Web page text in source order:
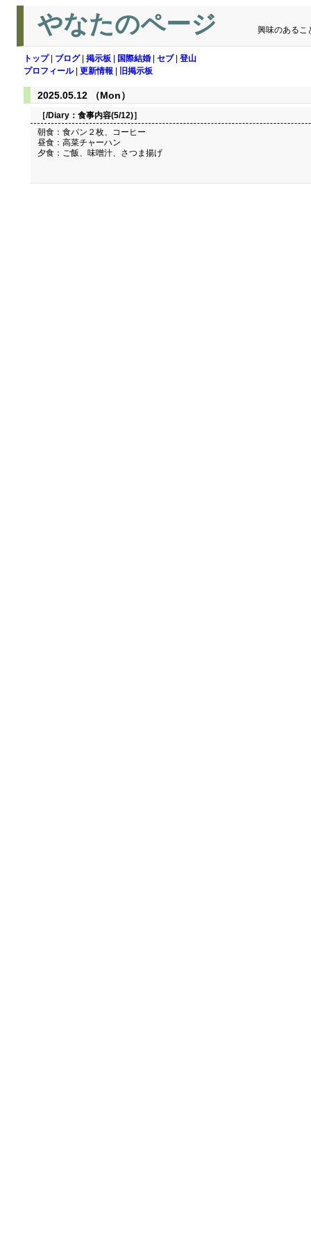
やなたのページ 興味のあるこ
トップ| ブログ| 掲示板 国際結婚 セブ| 登山
プロフィール| 更新情報 旧掲示板
2025.05.12 （Mon）
［/Diary： 食事内容(5/12)］
朝食：食パン２枚、コーヒー
昼食：高菜チャーハン
夕食：ご飯、味噌汁、さつま揚げ